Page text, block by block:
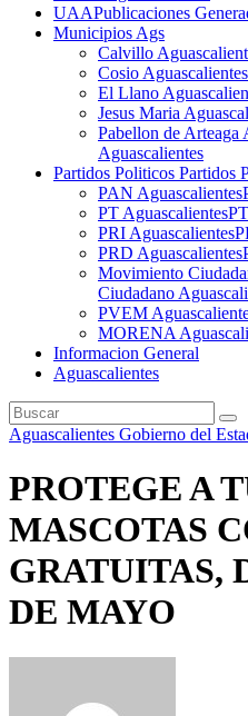
UAAPublicaciones
Municipios Ags
Calvillo
Cosio Aguascalientes
El Llano
Jesus Maria
Pabellon de Arteaga
Aguascalientes
Partidos Politicos Partidos
PAN Aguascalientes
PT Aguascalientes
PRI Aguascalientes
PRD Aguascalientes
Movimiento
Ciudadano
PVEM
MORENA
Informacion General
Aguascalientes
Aguascalientes Gobierno del
PROTEGE A
MASCOTAS
GRATUITAS,
DE MAYO